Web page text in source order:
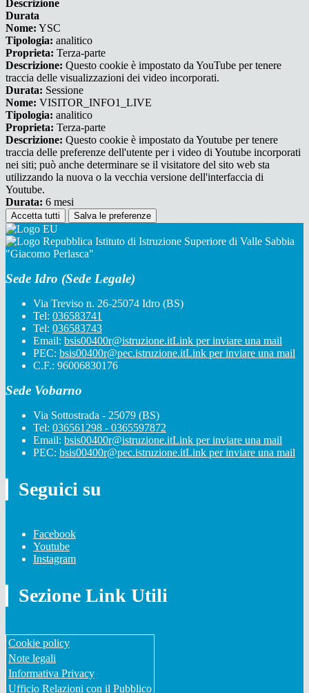
Descrizione
Durata
Nome: YSC
Tipologia: analitico
Proprieta: Terza-parte
Descrizione: Questo cookie è impostato da YouTube per tenere
traccia delle visualizzazioni dei video incorporati.
Durata: Sessione
Nome: VISITOR_INFO1_LIVE
Tipologia: analitico
Proprieta: Terza-parte
Descrizione: Questo cookie è impostato da Youtube per tenere
traccia delle preferenze dell'utente per i video di Youtube incorporati
nei siti; può anche determinare se il visitatore del sito web sta
utilizzando la nuova o la vecchia versione dell'interfaccia di
Youtube.
Durata: 6 mesi
Accetta tutti Salva le preferenze
Istituto di Istruzione Superiore di Valle Sabbia
"Giacomo Perlasca"
Sede Idro (Sede Legale)
Via Treviso n. 26-25074 Idro (BS)
Tel: 036583741
Tel: 036583743
Email: bsis00400r@istruzione.itLink per inviare una mail
PEC: bsis00400r@pec.istruzione.itLink per inviare una mail
C.F.: 96006830176
Sede Vobarno
Via Sottostrada - 25079 (BS)
Tel: 036561298 - 0365597872
Email: bsis00400r@istruzione.itLink per inviare una mail
PEC: bsis00400r@pec.istruzione.itLink per inviare una mail
Seguici su
Facebook
Youtube
Instagram
Sezione Link Utili
Cookie policy
Note legali
Informativa Privacy
Ufficio Relazioni con il Pubblico